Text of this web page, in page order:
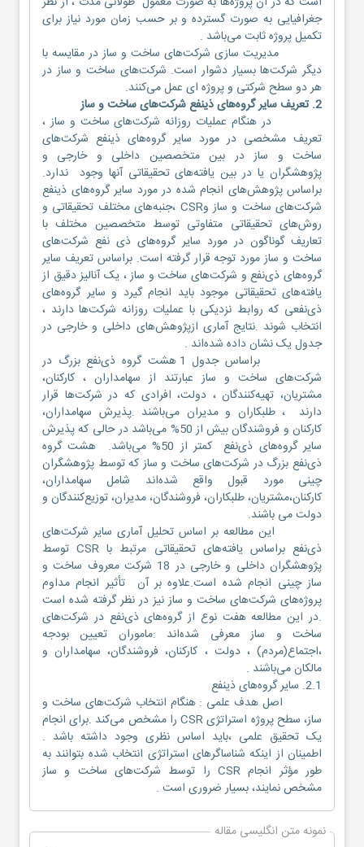
جغرافیایی به صورت گسترده و بر حسب زمان مورد نیاز برای
تکمیل پروژه ثابت می‌باشد .
مدیریت سازی شرکت‌های ساخت و ساز در مقایسه با
دیگر شرکت‌ها بسیار دشوار است. شرکت‌های ساخت و ساز در
هر دو سطح شرکتی و پروژه ای عمل می‌کنند.
2. تعریف سایر گروه‌های ذ‌ینفع شرکت‌های ساخت و ساز
در هنگام عملیات روزانه شرکت‌های ساخت و ساز ،
تعریف مشخصی در مورد سایر گروه‌های ذینفع شرکت‌های
ساخت و ساز در بین متخصصین داخلی و خارجی و
پژوهشگران یا در بین یافته‌های تحقیقاتی آنها وجود ندارد.
براساس پژوهش‌های انجام شده در مورد سایر گروه‌های ذینفع
شرکت‌های ساخت و ساز وCSR ،جنبه‌های مختلف تحقیقاتی و
روش‌های تحقیقاتی متفاوتی توسط متخصصین مختلف با
تعاریف گوناگون در مورد سایر گروه‌های ذی نفع شرکت‌های
ساخت و ساز مورد توجه قرار گرفته است. براساس تعریف سایر
گروه‌های ذی‌نفع و شرکت‌های ساخت و ساز ، یک آنالیز دقیق از
یافته‌های تحقیقاتی موجود باید انجام گیرد و سایر گروه‌های
ذی‌نفعی که روابط نزدیکی با عملیات روزانه شرکت‌ها دارند ،
انتخاب شوند .نتایج آماری ازپژوهش‌های داخلی و خارجی در
جدول یک نشان داده شده‌اند .
براساس جدول 1 هشت گروه ذی‌نفع بزرگ در
شرکت‌های ساخت و ساز عبارتند از سهامداران ، کارکنان،
مشتریان، تهیه‌کنندگان ، دولت، افرادی که در شرکت‌ها قرار
دارند ، طلبکاران و مدیران می‌باشند .پذیرش سهامداران،
کارکنان و فروشندگان بیش از 50% می‌باشد در حالی که پذیرش
سایر گروه‌های ذی‌نفع کمتر از 50% می‌باشد. هشت گروه
ذی‌نفع بزرگ در شرکت‌های ساخت و ساز که توسط پژوهشگران
چینی مورد قبول واقع شده‌اند شامل سهامداران،
کارکنان،مشتریان، طلبکاران، فروشندگان، مدیران، توزیع‌کنندگان و
دولت می باشند.
این ‌مطالعه بر اساس تحلیل آماری سایر شرکت‌های
ذی‌نفع براساس یافته‌های تحقیقاتی مرتبط با CSR توسط
پژوهشگران داخلی و خارجی در 18 شرکت معروف ساخت و
ساز چینی انجام شده است.علاوه بر آن تأثیر انجام مداوم
پروژه‌های شرکت‌های ساخت و ساز نیز در نظر گرفته شده است
.در این مطالعه هفت نوع از گروه‌های ذی‌نفع در شرکت‌های
ساخت و ساز معرفی شده‌اند :ماموران تعیین بودجه
،اجتماع(مردم) ، دولت ، کارکنان، فروشندگان، سهامداران و
مالکان می‌باشند .
2.1. سایر گروه‌های ذینفع
اصل هدف علمی : هنگام انتخاب شرکت‌های ساخت و
ساز، سطح پروژه استراتژی CSR را مشخص می‌کند .برای انجام
یک تحقیق علمی ،باید اساس نظری وجود داشته باشد .
اطمینان از اینکه شناساگرهای استراتژی انتخاب شده بتوانند به
طور مؤثر انجام CSR را توسط شرکت‌های ساخت و ساز
مشخص نمایند، بسیار ضروری است .
نمونه متن انگلیسی مقاله